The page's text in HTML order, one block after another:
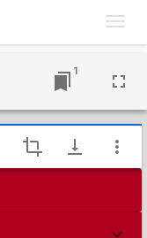
1